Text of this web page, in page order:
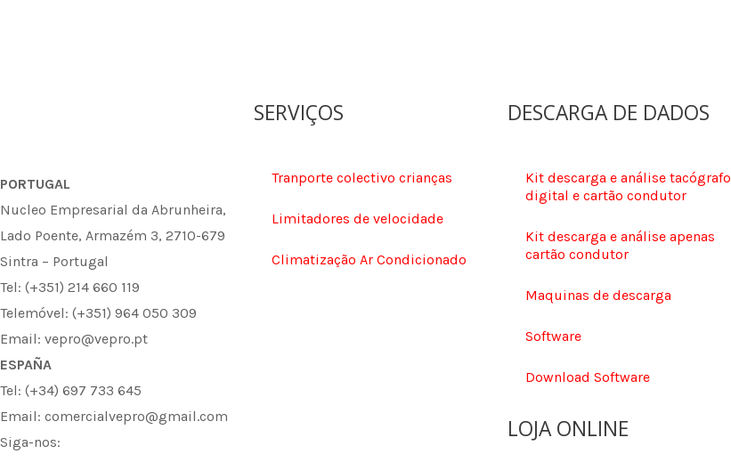
PORTUGAL
Nucleo Empresarial da Abrunheira,
Lado Poente, Armazém 3, 2710-679
Sintra – Portugal
Tel: (+351) 214 660 119
Telemóvel: (+351) 964 050 309
Email: vepro@vepro.pt
ESPAÑA
Tel: (+34) 697 733 645
Email: comercialvepro@gmail.com
Siga-nos:
SERVIÇOS
Tranporte colectivo crianças
Limitadores de velocidade
Climatização Ar Condicionado
DESCARGA DE DADOS
Kit descarga e análise tacógrafo
digital e cartão condutor
Kit descarga e análise apenas
cartão condutor
Maquinas de descarga
Software
Download Software
LOJA ONLINE